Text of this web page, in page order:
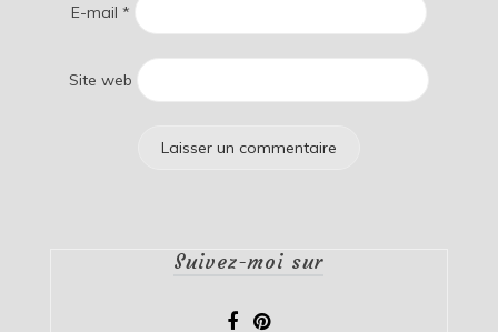
E-mail *
Site web
Suivez-moi sur